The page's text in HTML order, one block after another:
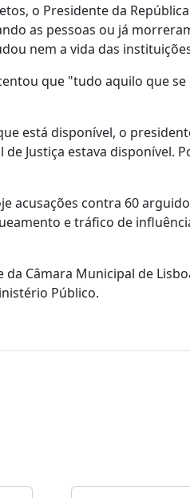
o Presidente da
as pessoas ou já
nem a vida das
que "tudo aquilo que
está disponível, o
Justiça estava
acusações contra 60
e tráfico de
da Câmara Municipal de
Público.